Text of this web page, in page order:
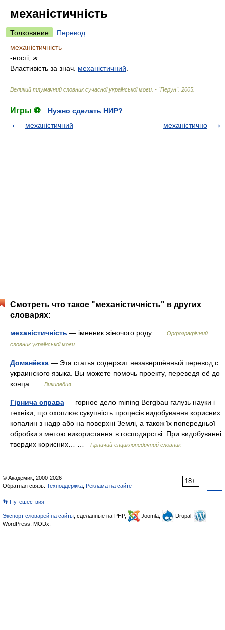
механістичність
Толкование
Перевод
механістичність
-ності, ж.
Властивість за знач. механістичний
Великий тлумачний словник сучасної української мови. - "Перун". 2005
Игры ⚽
Нужно сделать НИР?
механістичний
механістично
Смотреть что такое "механістичність" в других
словарях:
механістичність — іменник жіночого роду …
Орфографічний
словник української мови
Доманёвка — Эта статья содержит незавершённый перевод с
украинского языка. Вы можете помочь проекту, переведя её до
конца …
Википедия
Гірнича справа — горное дело mining Bergbau галузь науки і
техніки, що охоплює сукупність процесів видобування корисних
копалин з надр або на поверхні Землі, а також їх попередньої
обробки з метою використання в господарстві. При видобуванні
твердих корисних… …
Гірничий енциклопедичний словник
18+
© Академик, 2000-2026
Обратная связь: Техподдержка Реклама на сайте
👣 Путешествия
Экспорт словарей на сайты , сделанные на PHP, Joomla,
Drupal,
WordPress, MODx.